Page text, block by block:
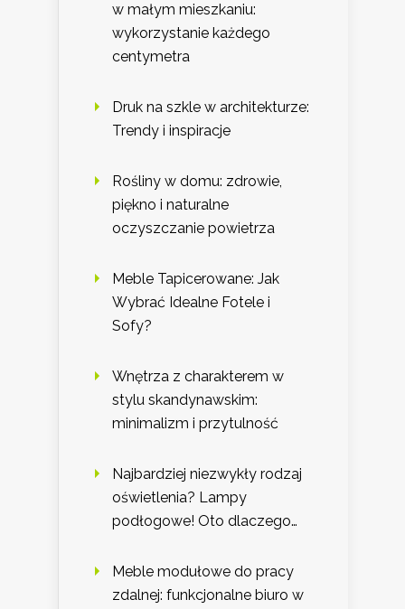
w małym mieszkaniu:
wykorzystanie każdego
centymetra
Druk na szkle w architekturze:
Trendy i inspiracje
Rośliny w domu: zdrowie,
piękno i naturalne
oczyszczanie powietrza
Meble Tapicerowane: Jak
Wybrać Idealne Fotele i
Sofy?
Wnętrza z charakterem w
stylu skandynawskim:
minimalizm i przytulność
Najbardziej niezwykły rodzaj
oświetlenia? Lampy
podłogowe! Oto dlaczego…
Meble modułowe do pracy
zdalnej: funkcjonalne biuro w